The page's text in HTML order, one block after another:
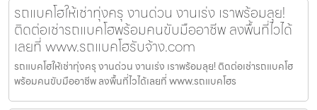
รถแบคโฮให้เช่าทุ่งครุ งานด่วน งานเร่ง เราพร้อมลุย!
ติดต่อเช่ารถแบคโฮพร้อมคนขับมืออาชีพ ลงพื้นที่ไวได้
เลยที่ www.รถแบคโฮรับจ้าง.com
รถแบคโฮให้เช่าทุ่งครุ งานด่วน งานเร่ง เราพร้อมลุย! ติดต่อเช่ารถแบคโฮ
พร้อมคนขับมืออาชีพ ลงพื้นที่ไวได้เลยที่ www.รถแบคโฮร